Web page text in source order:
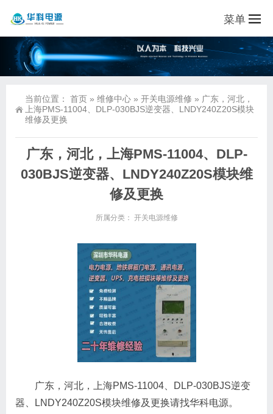
菜单
当前位置： 首页 » 维修中心 » 开关电源维修 » 广东，河北，
上海PMS-11004、DLP-030BJS逆变器、LNDY240Z20S模块
维修及更换
广东，河北，上海PMS-11004、DLP-
030BJS逆变器、LNDY240Z20S模块维
修及更换
所属分类： 开关电源维修
广东，河北，上海PMS-11004、DLP-030BJS逆变
器、LNDY240Z20S模块维修及更换请找华科电源。